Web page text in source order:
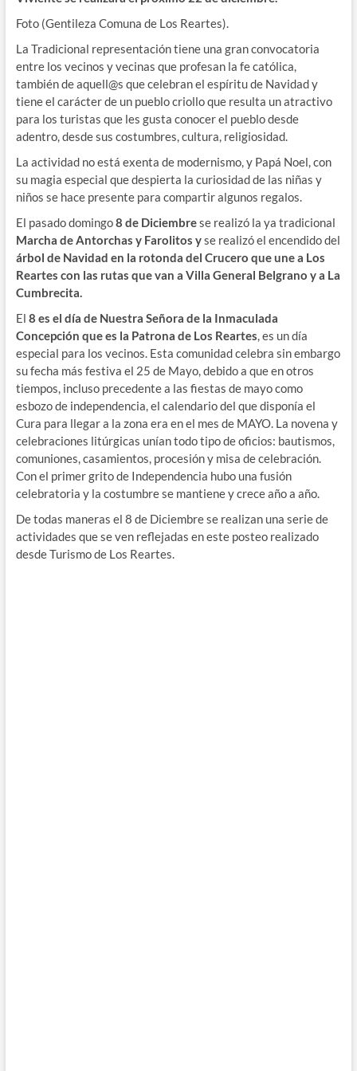
Foto (Gentileza Comuna de Los Reartes).
La Tradicional representación tiene una gran convocatoria
entre los vecinos y vecinas que profesan la fe católica,
también de aquell@s que celebran el espíritu de Navidad y
tiene el carácter de un pueblo criollo que resulta un atractivo
para los turistas que les gusta conocer el pueblo desde
adentro, desde sus costumbres, cultura, religiosidad.
La actividad no está exenta de modernismo, y Papá Noel, con
su magia especial que despierta la curiosidad de las niñas y
niños se hace presente para compartir algunos regalos.
El pasado domingo8 de Diciembrese realizó la ya tradicional
Marcha de Antorchas y Farolitos yse realizó el encendido del
árbol de Navidad en la rotonda del Crucero que une a Los
Reartes con las rutas que van a Villa General Belgrano y a La
Cumbrecita.
El 8 es el día de Nuestra Señora de la Inmaculada
Concepción que es la Patrona de Los Reartes, es un día
especial para los vecinos. Esta comunidad celebra sin embargo
su fecha más festiva el 25 de Mayo, debido a que en otros
tiempos, incluso precedente a las fiestas de mayo como
esbozo de independencia, el calendario del que disponía el
Cura para llegar a la zona era en el mes de MAYO. La novena y
celebraciones litúrgicas unían todo tipo de oficios: bautismos,
comuniones, casamientos, procesión y misa de celebración.
Con el primer grito de Independencia hubo una fusión
celebratoria y la costumbre se mantiene y crece año a año.
De todas maneras el 8 de Diciembre se realizan una serie de
actividades que se ven reflejadas en este posteo realizado
desde Turismo de Los Reartes.